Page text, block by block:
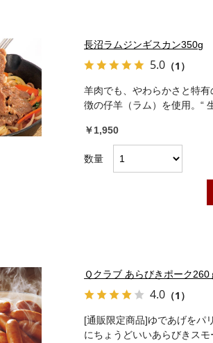
長沼ラムジンギスカン350g
5.0 （1）
羊肉でも、やわらかさと特
徴の仔羊（ラム）を使用。“
￥1,950
数量
Ｑクラブ あらびきポーク260
4.0 （1）
[通販限定商品]ゆであげをパ
にちょうどいいあらびきスモ